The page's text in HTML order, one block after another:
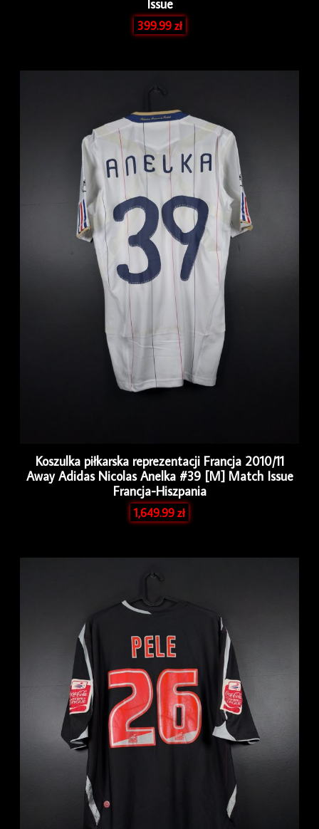
Issue
399.99zł
Koszulka piłkarska reprezentacji Francja 2010/11
Away Adidas Nicolas Anelka #39 [M] Match Issue
Francja-Hiszpania
1,649.99zł